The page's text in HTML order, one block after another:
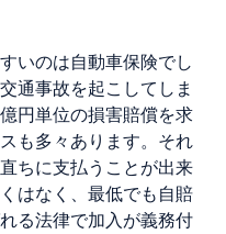
いのは自動車保険でし
通事故を起こしてしま
円単位の損害賠償を求
も多々あります。それ
ちに支払うことが出来
はなく、最低でも自賠
る法律で加入が義務付